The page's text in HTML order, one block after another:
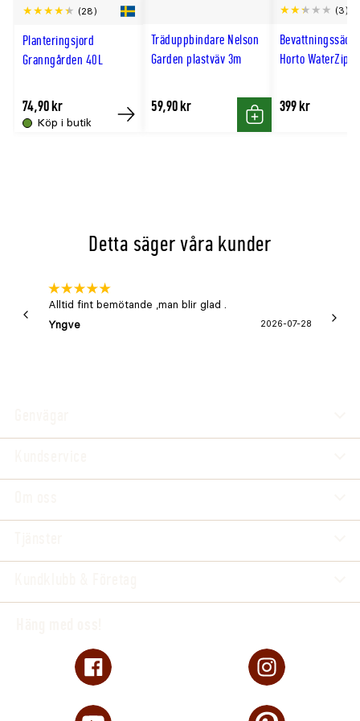
Planteringsjord
Granngården 40L
(28)
Köp i butik
74,90 kr
Köp
Träduppbindare Nelson
Garden plastväv 3m
59,90 kr
Köp
Bevattningssäck
Horto WaterZip
(3)
399 kr
Detta säger våra kunder
Alltid fint bemötande ,man blir glad .
Yngve
2026-07-28